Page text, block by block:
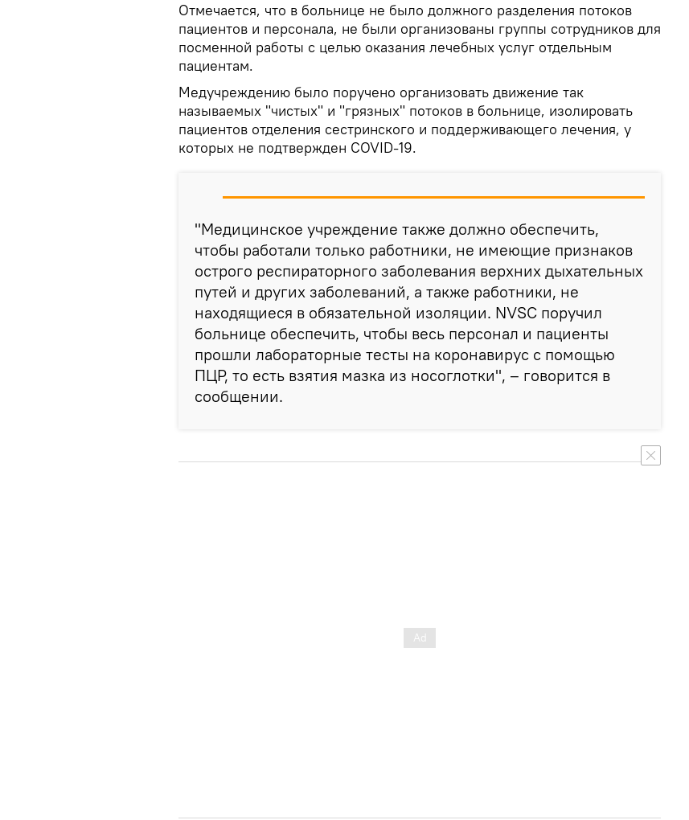
Отмечается, что в больнице не было должного разделения потоков
пациентов и персонала, не были организованы группы сотрудников для
посменной работы с целью оказания лечебных услуг отдельным
пациентам.
Медучреждению было поручено организовать движение так
называемых "чистых" и "грязных" потоков в больнице, изолировать
пациентов отделения сестринского и поддерживающего лечения, у
которых не подтвержден COVID-19.
"Медицинское учреждение также должно обеспечить,
чтобы работали только работники, не имеющие признаков
острого респираторного заболевания верхних дыхательных
путей и других заболеваний, а также работники, не
находящиеся в обязательной изоляции. NVSC поручил
больнице обеспечить, чтобы весь персонал и пациенты
прошли лабораторные тесты на коронавирус с помощью
ПЦР, то есть взятия мазка из носоглотки", – говорится в
сообщении.